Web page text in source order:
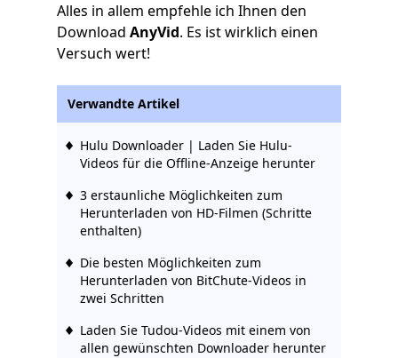
Alles in allem empfehle ich Ihnen den
Download AnyVid. Es ist wirklich einen
Versuch wert!
Verwandte Artikel
Hulu Downloader | Laden Sie Hulu-
Videos für die Offline-Anzeige herunter
3 erstaunliche Möglichkeiten zum
Herunterladen von HD-Filmen (Schritte
enthalten)
Die besten Möglichkeiten zum
Herunterladen von BitChute-Videos in
zwei Schritten
Laden Sie Tudou-Videos mit einem von
allen gewünschten Downloader herunter